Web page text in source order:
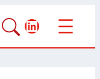
LinkedIn